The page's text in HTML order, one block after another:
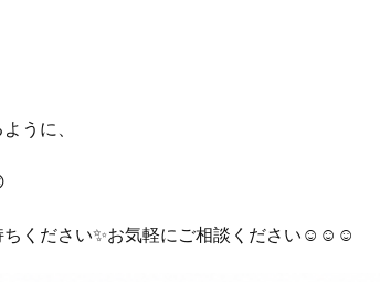
うに、
ちください✨お気軽にご相談ください☺️☺️☺️